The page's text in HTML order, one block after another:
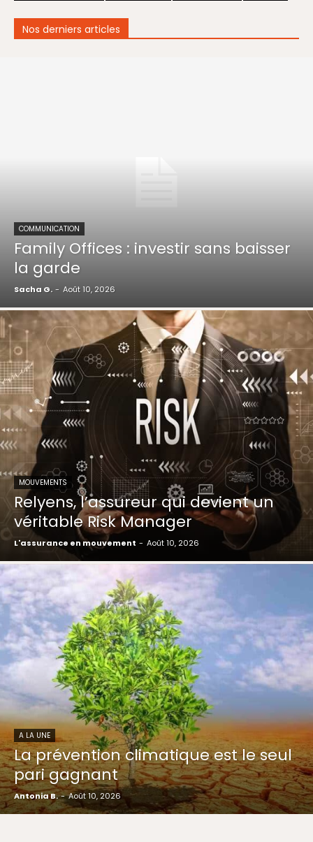
Nos derniers articles
COMMUNICATION
Family Offices : investir sans baisser
la garde
Sacha G. - Août 10, 2026
MOUVEMENTS
Relyens, l’assureur qui devient un
véritable Risk Manager
L'assurance en mouvement - Août 10, 2026
A LA UNE
La prévention climatique est le seul
pari gagnant
Antonia B. - Août 10, 2026